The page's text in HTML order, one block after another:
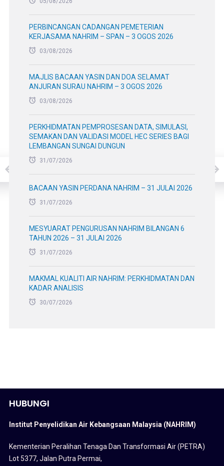
PERBINCANGAN CADANGAN PEMETERIAN
KERJASAMA NAHRIM – SPAN – 3 OGOS 2026
03/08/2026
MAJLIS BACAAN YASIN DAN DOA SELAMAT
ANJURAN SURAU NAHRIM – 3 OGOS 2026
03/08/2026
PERKHIDMATAN PEMPROSESAN DATA, SIMULASI,
SEMAKAN DAN VALIDASI MODEL HEC SERIES BAGI
LEMBANGAN SUNGAI DUNGUN
31/07/2026
BACAAN YASIN PERDANA NAHRIM – 31 JULAI 2026
31/07/2026
MESYUARAT PENGURUSAN NAHRIM BILANGAN 6
TAHUN 2026 – 31 JULAI 2026
31/07/2026
MAKMAL KUALITI AIR NAHRIM: PERKHIDMATAN DAN
KADAR ANALISIS
30/07/2026
HUBUNGI
Institut Penyelidikan Air Kebangsaan Malaysia (NAHRIM)
Kementerian Peralihan Tenaga Dan Transformasi Air (PETRA)
Lot 5377, Jalan Putra Permai,